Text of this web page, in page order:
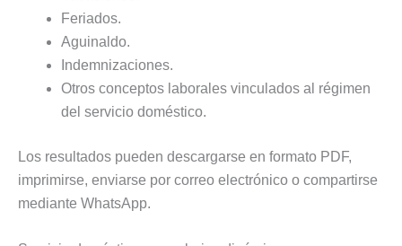
Feriados.
Aguinaldo.
Indemnizaciones.
Otros conceptos laborales vinculados al régimen
del servicio doméstico.
Los resultados pueden descargarse en formato PDF,
imprimirse, enviarse por correo electrónico o compartirse
mediante WhatsApp.